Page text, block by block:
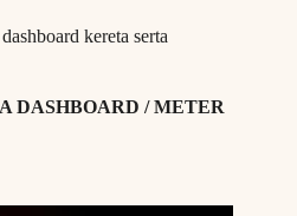
kereta serta
DASHBOARD / METER